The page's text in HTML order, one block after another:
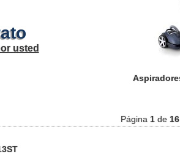
usted
Página 1 de 16